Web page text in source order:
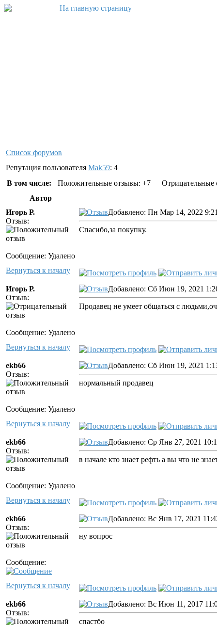
Список форумов
Репутация пользователя Mak59: 4
В том числе:
Положительные отзывы: +7
Отрицательные
Автор
Игорь Р.
Отзыв:
Сообщение: Удалено
Добавлено: Пн Мар 14, 2022
Спасибо,за покупку.
Вернуться к началу
Игорь Р.
Отзыв:
Сообщение: Удалено
Добавлено: Сб Июн 19, 2021
Продавец не умеет общаться с
Вернуться к началу
ekb66
Отзыв:
Сообщение: Удалено
Добавлено: Сб Июн 19, 2021
нормальный продавец
Вернуться к началу
ekb66
Отзыв:
Сообщение: Удалено
Добавлено: Ср Янв 27, 2021
в начале кто знает рефть а вы что не
Вернуться к началу
ekb66
Отзыв:
Сообщение:
Добавлено: Вс Янв 17, 2021
ну вопрос
Вернуться к началу
ekb66
Отзыв:
Добавлено: Вс Июн 11, 2017
спастбо